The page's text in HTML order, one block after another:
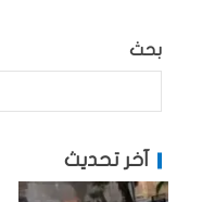
بحث
آخر تحديث